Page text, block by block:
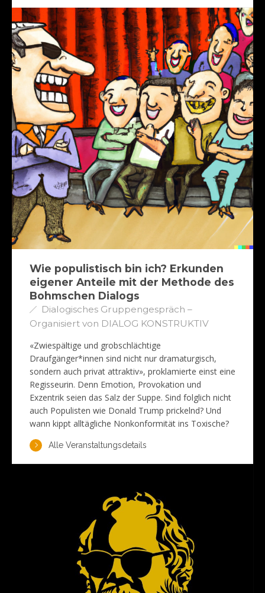
Wie populistisch bin ich? Erkunden
eigener Anteile mit der Methode des
Bohmschen Dialogs
Dialogisches Gruppengespräch –
Organisiert von DIALOG KONSTRUKTIV
«Zwiespältige und grobschlächtige
Draufgänger*innen sind nicht nur dramaturgisch,
sondern auch privat attraktiv», proklamierte einst eine
Regisseurin. Denn Emotion, Provokation und
Exzentrik seien das Salz der Suppe. Sind folglich nicht
auch Populisten wie Donald Trump prickelnd? Und
wann kippt alltägliche Nonkonformität ins Toxische?
Alle Veranstaltungsdetails